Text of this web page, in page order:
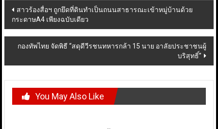
Post
navigation
สาวร้องสื่อฯ ถูกยึดที่ดินทำเป็นถนนสาธารณะเข้าหมู่บ้านด้วย
กระดาษA4 เพียงฉบับเดียว
กองทัพไทย จัดพิธี “สดุดีวีรชนทหารกล้า 15 นาย อาลัยประชาชนผู้
บริสุทธิ์”
You May Also Like